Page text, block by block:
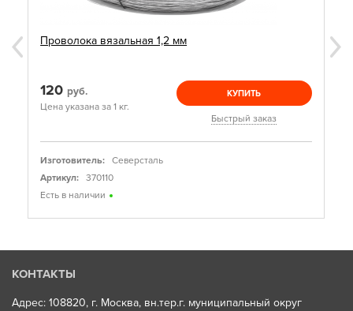
Проволока вязальная 1,2 мм
120 руб.
Цена указана за 1 кг.
КУПИТЬ
Быстрый заказ
Изготовитель:
Северсталь
Артикул:
370110
Есть в наличии
КОНТАКТЫ
Адрес: 108820, г. Москва, вн.тер.г. муниципальный округ